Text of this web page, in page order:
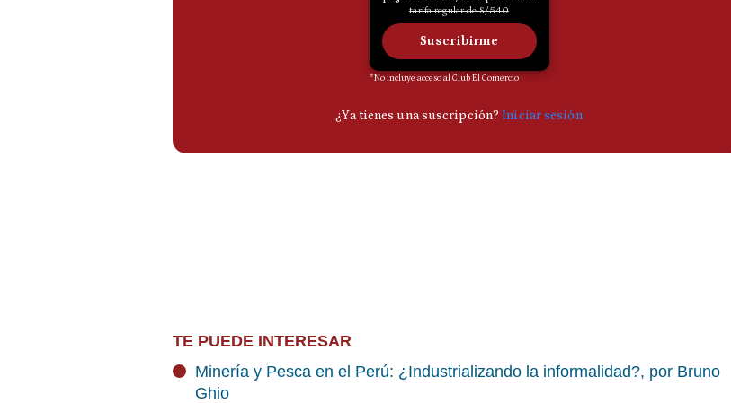
TE PUEDE INTERESAR
Minería y Pesca en el Perú: ¿Industrializando la informalidad?, por Bruno
Ghio